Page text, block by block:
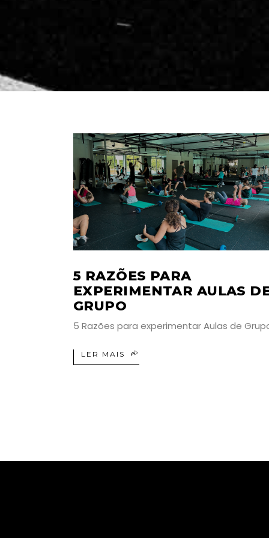
5 RAZÕES PARA
EXPERIMENTAR AULAS
GRUPO
5 Razões para experimentar Aulas de
LER MAIS